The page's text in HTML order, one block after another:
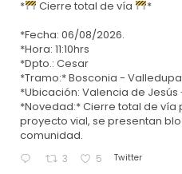
* Cierre total de vía
*
*Fecha: 06/08/2026.
*Hora: 11:10hrs
*Dpto.: Cesar
*Tramo:* Bosconia -
*Ubicación: Valencia de Jesús
*Novedad:* Cierre total de vía
proyecto vial, se presentan
comunidad.
3 5 Twitter